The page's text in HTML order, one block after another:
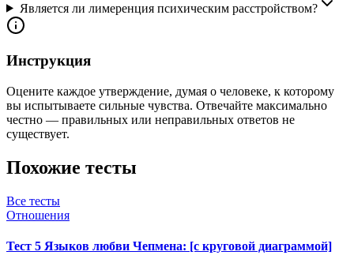
Является ли лимеренция психическим расстройством?
Инструкция
Оцените каждое утверждение, думая о человеке, к которому
вы испытываете сильные чувства. Отвечайте максимально
честно — правильных или неправильных ответов не
существует.
Похожие тесты
Все тесты
Отношения
Тест 5 Языков любви Чепмена: [с круговой диаграммой]